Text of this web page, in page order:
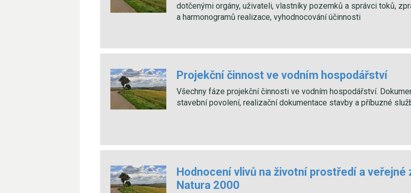
dotčenými orgány, uživateli, vlastníky pozemků a správci toků,
a harmonogramů realizace, vyhodnocování účinnosti
Projekční činnost ve vodním hospodářství
Všechny fáze projekční činnosti ve vodním hospodářství.
stavební povolení, realizační dokumentace stavby a příbuzné
Hodnocení vlivů na životní prostředí a veřejné
Natura 2000